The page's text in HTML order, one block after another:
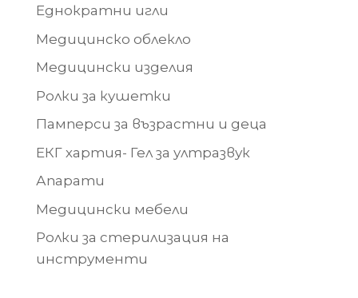
Еднократни игли
Медицинско облекло
Медицински изделия
Ролки за кушетки
Памперси за възрастни и деца
ЕКГ хартия- Гел за ултразвук
Апарати
Медицински мебели
Ролки за стерилизация на
инструменти